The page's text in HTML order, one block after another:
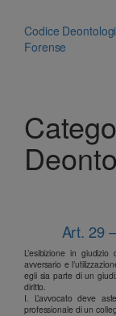
contenuto
Codice
Forense
Art. 29
L’esibizione in
avversario e
egli sia parte di un
diritto.
I. L’avvocato deve
professionale di un